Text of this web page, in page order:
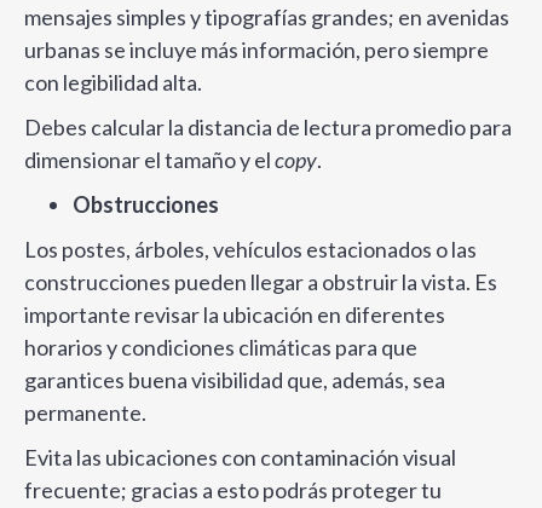
mensajes simples y tipografías grandes; en avenidas
urbanas se incluye más información, pero siempre
con legibilidad alta.
Debes calcular la distancia de lectura promedio para
dimensionar el tamaño y elcopy.
Obstrucciones
Los postes, árboles, vehículos estacionados o las
construcciones pueden llegar a obstruir la vista. Es
importante revisar la ubicación en diferentes
horarios y condiciones climáticas para que
garantices buena visibilidad que, además, sea
permanente.
Evita las ubicaciones con contaminación visual
frecuente; gracias a esto podrás proteger tu